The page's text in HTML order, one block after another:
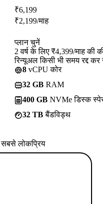
₹6,199
₹2,199/माह
प्लान चुनें
2 वर्ष के लिए ₹4,399/माह की
रिन्यूअल किसी भी समय रद्द
8 vCPU कोर
32 GB RAM
400 GB NVMe डिस्क
32 TBबैंडविड्थ
सबसे लोकप्रिय